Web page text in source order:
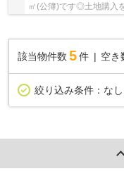
㎡(公簿)です◎土地購入
こちらは間取りや建築
該当物件数 5件 空き
絞り込み条件： なし